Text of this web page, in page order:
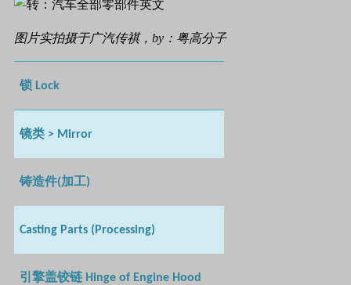
图片实拍摄于广汽传祺，by：粤高分子
锁 Lock
镜类 > Mirror
铸造件(加工)
Casting Parts (Processing)
引擎盖铰链 Hinge of Engine Hood